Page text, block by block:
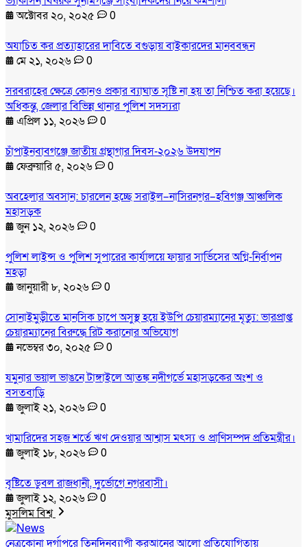
অক্টোবর ২০, ২০২৫
0
অযাচিত কর প্রত্যাহারের দাবিতে বগুড়ায় বাইকারদের মানববন্ধন
মে ২১, ২০২৬
0
সরবরাহের ক্ষেত্রে কোনও প্রকার ব্যাঘাত সৃষ্টি না হয় তা নিশ্চিত করা হয়েছে।
অধিকন্তু, জেলার বিভিন্ন থানার পুলিশ সদস্যরা
এপ্রিল ১১, ২০২৬
0
চাঁপাইনবাবগঞ্জে জাতীয় গ্রন্থাগার দিবস-২০২৬ উদযাপন
ফেব্রুয়ারি ৫, ২০২৬
0
অবহেলার অবসান: চারলেন হচ্ছে সরাইল–নাসিরনগর–হবিগঞ্জ আঞ্চলিক
মহাসড়ক
জুন ১২, ২০২৬
0
পুলিশ লাইন্স ও পুলিশ সুপারের কার্যালয়ে ফায়ার সার্ভিসের অগ্নি-নির্বাপন
মহড়া
জানুয়ারী ৮, ২০২৬
0
সোনাইমুড়ীতে মানসিক চাপে অসুস্থ হয়ে ইউপি চেয়ারম্যানের মৃত্যু: ভারপ্রাপ্ত
চেয়ারম্যানের বিরুদ্ধে রিট করানোর অভিযোগ
নভেম্বর ৩০, ২০২৫
0
যমুনার ভয়াল ভাঙনে টাঙ্গাইলে আতঙ্ক নদীগর্ভে মহাসড়কের অংশ ও
বসতবাড়ি
জুলাই ২১, ২০২৬
0
খামারিদের সহজ শর্তে ঋণ দেওয়ার আশ্বাস মৎস্য ও প্রাণিসম্পদ প্রতিমন্ত্রীর।
জুলাই ১৮, ২০২৬
0
বৃষ্টিতে ডুবল রাজধানী, দুর্ভোগে নগরবাসী।
জুলাই ১২, ২০২৬
0
মুসলিম বিশ্ব
নেত্রকোনা দুর্গাপুরে তিনদিনব্যাপী কুরআনের আলো প্রতিযোগিতায়